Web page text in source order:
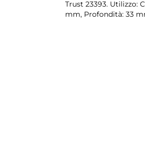
Trust 23393. Utilizzo:
mm, Profondità: 33